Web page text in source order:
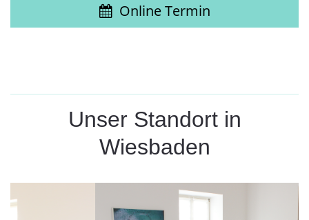
Online Termin
Unser Standort in
Wiesbaden